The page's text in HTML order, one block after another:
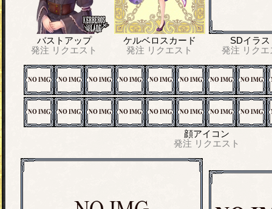
バストアップ
発注 リクエスト
ケルベロスカード
発注 リクエスト
SDイラス
発注 リク
顔アイコン
発注 リクエスト